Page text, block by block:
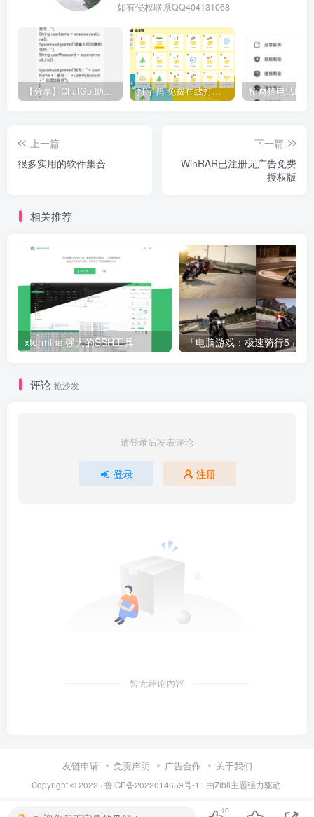
如有侵权联系QQ404131068
【分享】ChatGpt助手v1.24免注册直接使用 打字鸭-免费在线打字练习平台
上一篇
很多实用的软件集合
下一篇
WinRAR已注册无广告免费
授权版
相关推荐
xterminal强大的SSH工具 「电脑游戏：极速骑行5」
评论 抢沙发
请登录后发表评论
登录 注册
暂无评论内容
友链申请 免责声明 广告合作 关于我们
Copyright © 2022 · 鲁ICP备2022014659号-1 · 由Zibll主题强力驱动.
10